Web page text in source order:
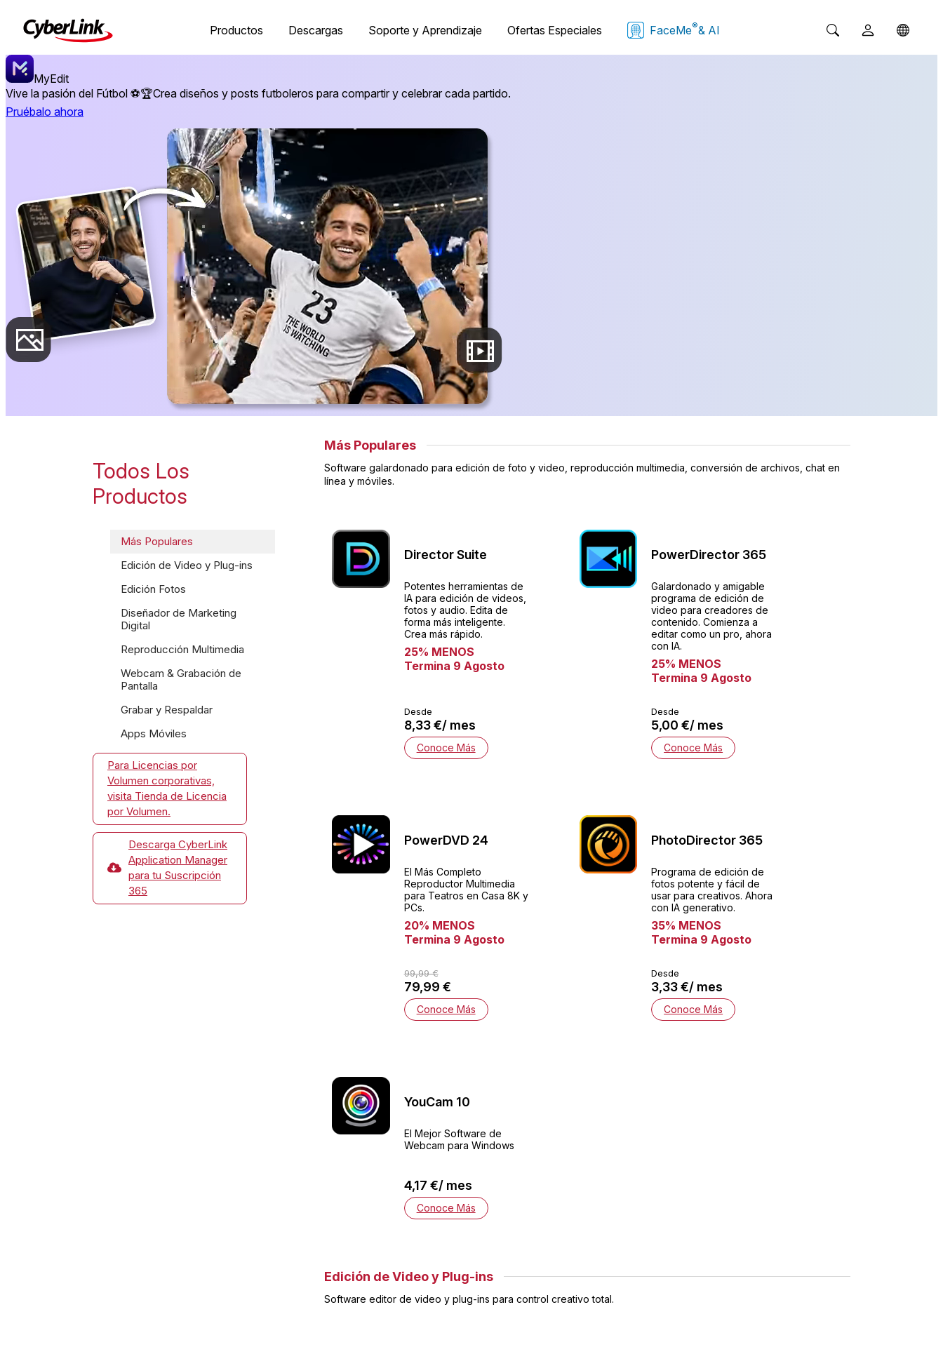
Productos Descargas Soporte y Aprendizaje Ofertas Especiales FaceMe®& AI
MyEdit
Vive la pasión del Fútbol ⚽🏆Crea diseños y posts futboleros para compartir y celebrar cada partido.
Pruébalo ahora
Todos Los
Productos
Más Populares
Edición de Video y Plug-ins
Edición Fotos
Diseñador de Marketing
Digital
Reproducción Multimedia
Webcam & Grabación de
Pantalla
Grabar y Respaldar
Apps Móviles
Para Licencias por
Volumen corporativas,
visita Tienda de Licencia
por Volumen.
Descarga CyberLink
Application Manager
para tu Suscripción
365
Más Populares
Software galardonado para edición de foto y video, reproducción multimedia, conversión de archivos, chat en
línea y móviles.
Director Suite
Potentes herramientas de
IA para edición de videos,
fotos y audio. Edita de
forma más inteligente.
Crea más rápido.
25% MENOS
Termina 9 Agosto
Desde
8,33 €/ mes
Conoce Más
PowerDirector 365
Galardonado y amigable
programa de edición de
video para creadores de
contenido. Comienza a
editar como un pro, ahora
con IA.
25% MENOS
Termina 9 Agosto
Desde
5,00 €/ mes
Conoce Más
PowerDVD 24
El Más Completo
Reproductor Multimedia
para Teatros en Casa 8K y
PCs.
20% MENOS
Termina 9 Agosto
99,99 €
79,99 €
Conoce Más
PhotoDirector 365
Programa de edición de
fotos potente y fácil de
usar para creativos. Ahora
con IA generativo.
35% MENOS
Termina 9 Agosto
Desde
3,33 €/ mes
Conoce Más
YouCam 10
El Mejor Software de
Webcam para Windows
4,17 €/ mes
Conoce Más
Edición de Video y Plug-ins
Software editor de video y plug-ins para control creativo total.